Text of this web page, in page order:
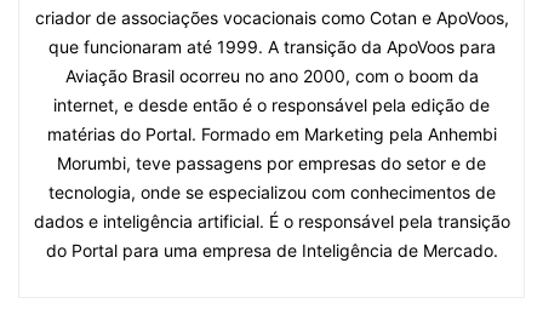
criador de associações vocacionais como Cotan e ApoVoos,
que funcionaram até 1999. A transição da ApoVoos para
Aviação Brasil ocorreu no ano 2000, com o boom da
internet, e desde então é o responsável pela edição de
matérias do Portal. Formado em Marketing pela Anhembi
Morumbi, teve passagens por empresas do setor e de
tecnologia, onde se especializou com conhecimentos de
dados e inteligência artificial. É o responsável pela transição
do Portal para uma empresa de Inteligência de Mercado.